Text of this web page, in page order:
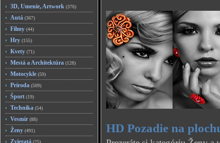
3D, Umenie, Artwork (376)
Autá (367)
Filmy (44)
Hry (155)
Kvety (71)
Mestá a Architektúra (128)
Motocykle (59)
Príroda (509)
Šport (19)
Technika (54)
Vesmír (88)
Ženy (491)
Zvieratá (25)
HD Pozadie na